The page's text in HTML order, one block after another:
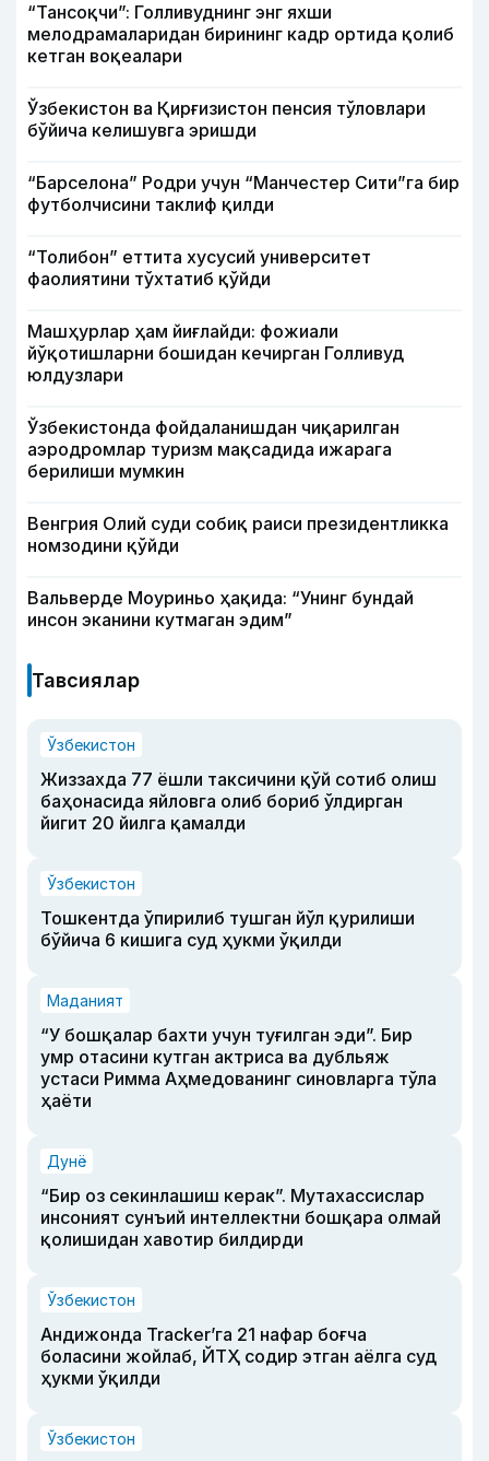
“Тансоқчи”: Голливуднинг энг яхши
мелодрамаларидан бирининг кадр ортида қолиб
кетган воқеалари
Ўзбекистон ва Қирғизистон пенсия тўловлари
бўйича келишувга эришди
“Барселона” Родри учун “Манчестер Сити”га бир
футболчисини таклиф қилди
“Толибон” еттита хусусий университет
фаолиятини тўхтатиб қўйди
Машҳурлар ҳам йиғлайди: фожиали
йўқотишларни бошидан кечирган Голливуд
юлдузлари
Ўзбекистонда фойдаланишдан чиқарилган
аэродромлар туризм мақсадида ижарага
берилиши мумкин
Венгрия Олий суди собиқ раиси президентликка
номзодини қўйди
Вальверде Моуриньо ҳақида: “Унинг бундай
инсон эканини кутмаган эдим”
Тавсиялар
Ўзбекистон
Жиззахда 77 ёшли таксичини қўй сотиб олиш
баҳонасида яйловга олиб бориб ўлдирган
йигит 20 йилга қамалди
Ўзбекистон
Тошкентда ўпирилиб тушган йўл қурилиши
бўйича 6 кишига суд ҳукми ўқилди
Маданият
“У бошқалар бахти учун туғилган эди”. Бир
умр отасини кутган актриса ва дубльяж
устаси Римма Аҳмедованинг синовларга тўла
ҳаёти
Дунё
“Бир оз секинлашиш керак”. Мутахассислар
инсоният сунъий интеллектни бошқара олмай
қолишидан хавотир билдирди
Ўзбекистон
Андижонда Tracker’га 21 нафар боғча
боласини жойлаб, ЙТҲ содир этган аёлга суд
ҳукми ўқилди
Ўзбекистон